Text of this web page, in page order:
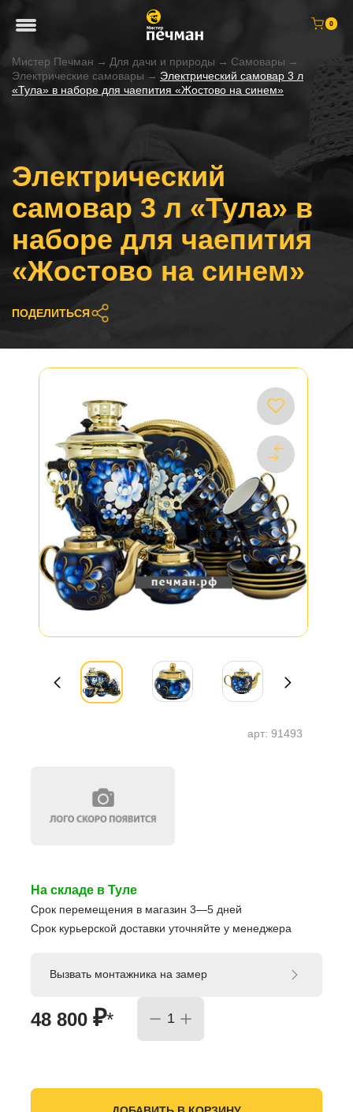
0
Мистер Печман → Для дачи и природы → Самовары →
Электрические самовары → Электрический самовар 3 л
«Тула» в наборе для чаепития «Жостово на синем»
Электрический
самовар 3 л «Тула» в
наборе для чаепития
«Жостово на синем»
ПОДЕЛИТЬСЯ
арт: 91493
На складе в Туле
Срок перемещения в магазин 3—5 дней
Срок курьерской доставки уточняйте у менеджера
48 800 ₽*
Вызвать монтажника на замер